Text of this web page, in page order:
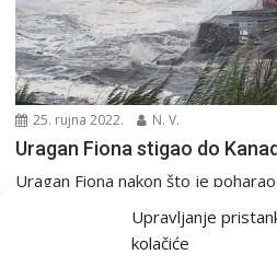
Upravljanje
kolačiće
25. rujna 2022. N. V.
Uragan Fiona stigao do
Uragan Fiona nakon što je
čak 4. kategoriju uputio se prema...
Tropski sustavi